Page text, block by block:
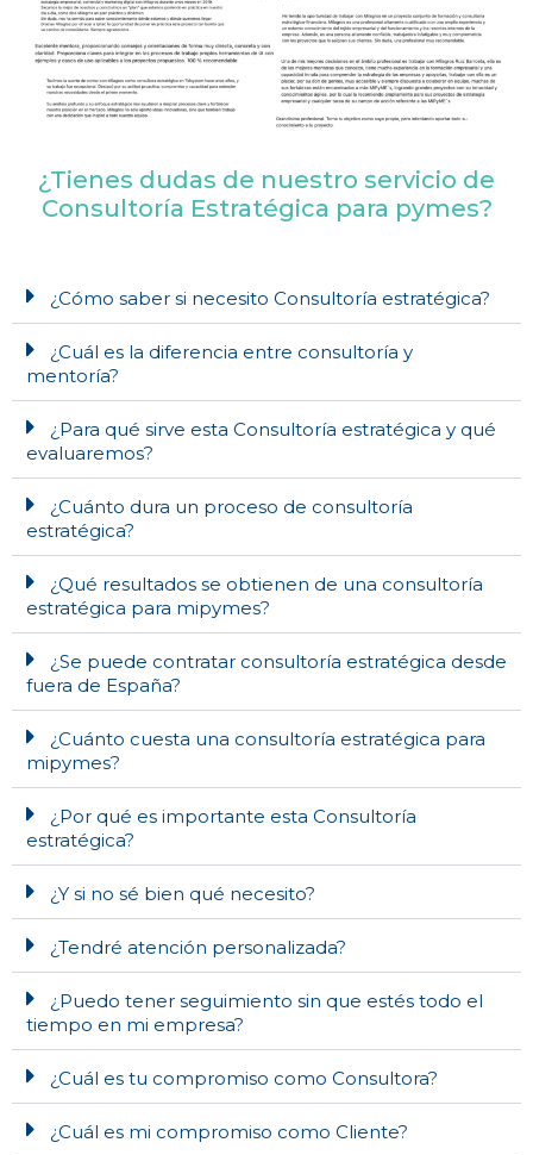
¿Tienes dudas de nuestro servicio de
Consultoría Estratégica para pymes?
¿Cómo saber si necesito Consultoría estratégica?
¿Cuál es la diferencia entre consultoría y
mentoría?
¿Para qué sirve esta Consultoría estratégica y qué
evaluaremos?
¿Cuánto dura un proceso de consultoría
estratégica?
¿Qué resultados se obtienen de una consultoría
estratégica para mipymes?
¿Se puede contratar consultoría estratégica desde
fuera de España?
¿Cuánto cuesta una consultoría estratégica para
mipymes?
¿Por qué es importante esta Consultoría
estratégica?​
¿Y si no sé bien qué necesito?
¿Tendré atención personalizada?
¿Puedo tener seguimiento sin que estés todo el
tiempo en mi empresa?
¿Cuál es tu compromiso como Consultora?
¿Cuál es mi compromiso como Cliente?